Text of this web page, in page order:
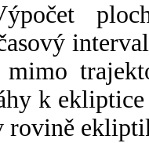
k
rovině